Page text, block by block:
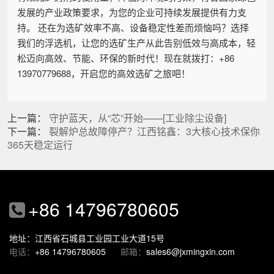
发展的产业政策要求，为您的企业可持续发展提供有力支
持。 还在为选矿效率不高、设备稳定性差而烦恼吗？选择
我们的浮选机，让您的选矿生产从此告别低效与高成本，轻
松迈向高效、节能、环保的新时代！现在就拨打：+86
13970779688，开启您的高效选矿之旅吧！
上一篇： 守护蓝天，从“芯”开始——[工业除尘设备]
下一篇： 裂解炉总故障停产？江西铭鑫：3大核心技术保你
365天稳定运行
+86 14796780605
地址：江西省石城县工业园工业大道15号
电话： +86 14796780605 邮箱： sales6@jxmingxin.com